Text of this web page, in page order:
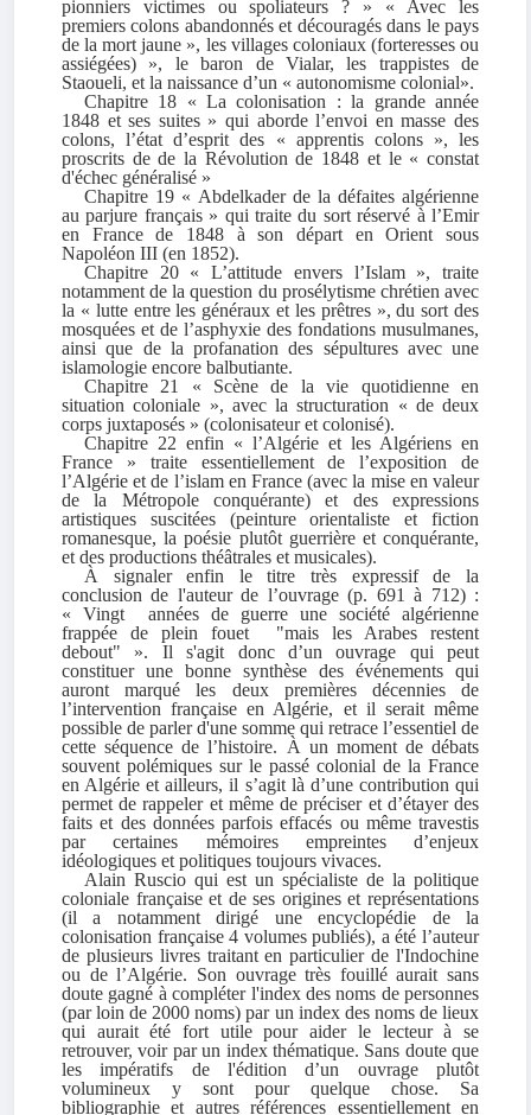
pionniers victimes ou spoliateurs ? » « Avec les
premiers colons abandonnés et découragés dans le pays
de la mort jaune », les villages coloniaux (forteresses ou
assiégées) », le baron de Vialar, les trappistes de
Staoueli, et la naissance d’un « autonomisme colonial».
Chapitre 18 « La colonisation : la grande année
1848 et ses suites » qui aborde l’envoi en masse des
colons, l’état d’esprit des « apprentis colons », les
proscrits de de la Révolution de 1848 et le « constat
d'échec généralisé »
Chapitre 19 « Abdelkader de la défaites algérienne
au parjure français » qui traite du sort réservé à l’Emir
en France de 1848 à son départ en Orient sous
Napoléon III (en 1852).
Chapitre 20 « L’attitude envers l’Islam », traite
notamment de la question du prosélytisme chrétien avec
la « lutte entre les généraux et les prêtres », du sort des
mosquées et de l’asphyxie des fondations musulmanes,
ainsi que de la profanation des sépultures avec une
islamologie encore balbutiante.
Chapitre 21 « Scène de la vie quotidienne en
situation coloniale », avec la structuration « de deux
corps juxtaposés » (colonisateur et colonisé).
Chapitre 22 enfin « l’Algérie et les Algériens en
France » traite essentiellement de l’exposition de
l’Algérie et de l’islam en France (avec la mise en valeur
de la Métropole conquérante) et des expressions
artistiques suscitées (peinture orientaliste et fiction
romanesque, la poésie plutôt guerrière et conquérante,
et des productions théâtrales et musicales).
À signaler enfin le titre très expressif de la
conclusion de l'auteur de l’ouvrage (p. 691 à 712) :
« Vingt années de guerre une société algérienne
frappée de plein fouet "mais les Arabes restent
debout" ». Il s'agit donc d’un ouvrage qui peut
constituer une bonne synthèse des événements qui
auront marqué les deux premières décennies de
l’intervention française en Algérie, et il serait même
possible de parler d'une somme qui retrace l’essentiel de
cette séquence de l’histoire. À un moment de débats
souvent polémiques sur le passé colonial de la France
en Algérie et ailleurs, il s’agit là d’une contribution qui
permet de rappeler et même de préciser et d’étayer des
faits et des données parfois effacés ou même travestis
par certaines mémoires empreintes d’enjeux
idéologiques et politiques toujours vivaces.
Alain Ruscio qui est un spécialiste de la politique
coloniale française et de ses origines et représentations
(il a notamment dirigé une encyclopédie de la
colonisation française 4 volumes publiés), a été l’auteur
de plusieurs livres traitant en particulier de l'Indochine
ou de l’Algérie. Son ouvrage très fouillé aurait sans
doute gagné à compléter l'index des noms de personnes
(par loin de 2000 noms) par un index des noms de lieux
qui aurait été fort utile pour aider le lecteur à se
retrouver, voir par un index thématique. Sans doute que
les impératifs de l'édition d’un ouvrage plutôt
volumineux y sont pour quelque chose. Sa
bibliographie et autres références essentiellement en